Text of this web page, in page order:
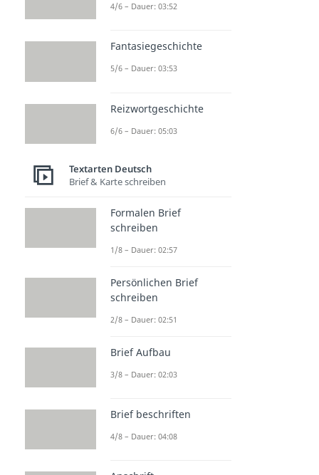
4/6 – Dauer: 03:52
Fantasiegeschichte
5/6 – Dauer: 03:53
Reizwortgeschichte
6/6 – Dauer: 05:03
Textarten Deutsch
Brief & Karte schreiben
Formalen Brief
schreiben
1/8 – Dauer: 02:57
Persönlichen Brief
schreiben
2/8 – Dauer: 02:51
Brief Aufbau
3/8 – Dauer: 02:03
Brief beschriften
4/8 – Dauer: 04:08